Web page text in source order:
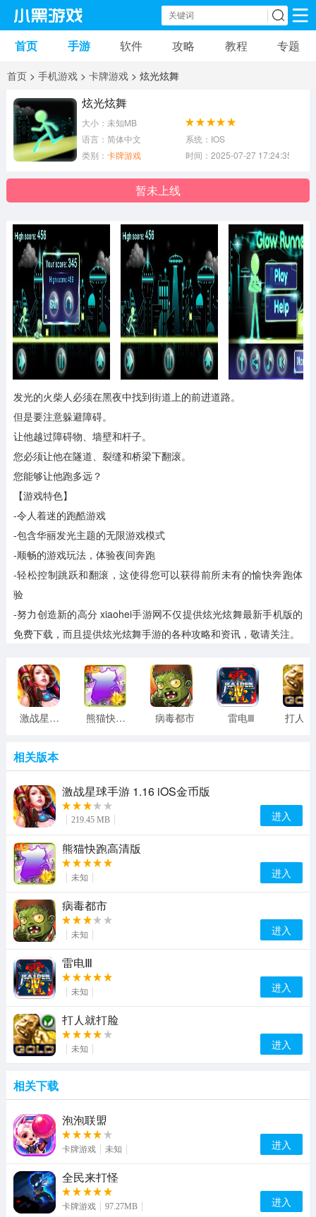
手机游戏 手机软件
安卓游戏
益智游戏 音乐游戏 传奇游戏
竞速游戏 模拟游戏 体育游戏
策略游戏 文字游戏 角色扮演
首页 手游 软件 攻略 教程 专题
首页 > 手机游戏 > 卡牌游戏 > 炫光炫舞
炫光炫舞
大小：未知MB
语言：简体中文
系统：IOS
类别： 卡牌游戏 时间：2025-07-27 17:24:35
暂未上线
发光的火柴人必须在黑夜中找到街道上的前进道路。
但是要注意躲避障碍。
让他越过障碍物、墙壁和杆子。
您必须让他在隧道、裂缝和桥梁下翻滚。
您能够让他跑多远？
【游戏特色】
-令人着迷的跑酷游戏
-包含华丽发光主题的无限游戏模式
-顺畅的游戏玩法，体验夜间奔跑
-轻松控制跳跃和翻滚，这使得您可以获得前所未有的愉快奔跑体
验
-努力创造新的高分xiaohei手游网不仅提供炫光炫舞最新手机版的
免费下载，而且提供炫光炫舞手游的各种攻略和资讯，敬请关注。
激战星球手游 1.16 iOS金币版 熊猫快跑高清版 病毒都市 雷电Ⅲ
相关版本
激战星球手游 1.16 iOS金币版
219.45 MB 进入
熊猫快跑高清版
未知 进入
病毒都市
未知 进入
雷电Ⅲ
未知 进入
打人就打脸
未知 进入
相关下载
泡泡联盟
卡牌游戏 未知 进入
全民来打怪
卡牌游戏 97.27MB 进入